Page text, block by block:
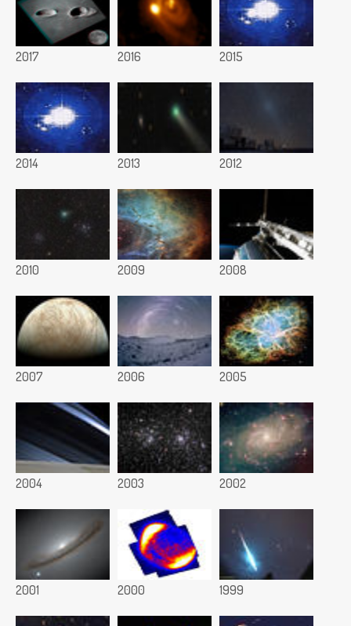
2017 2016 2015
2014 2013 2012
2010 2009 2008
2007 2006 2005
2004 2003 2002
2001 2000 1999